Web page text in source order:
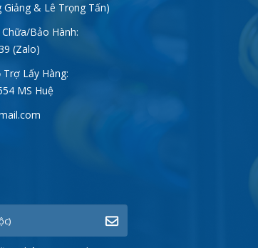
& Lê Trọng Tấn)
Bảo Hành:
(Zalo)
Lấy Hàng:
MS Huệ